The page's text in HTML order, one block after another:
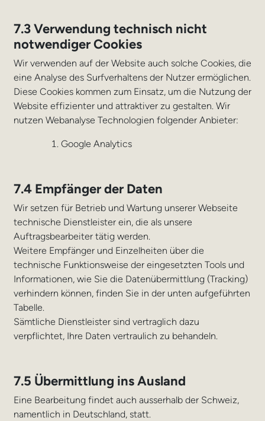
7.3 Verwendung technisch nicht
notwendiger Cookies
Wir verwenden auf der Website auch solche Cookies, die
eine Analyse des Surfverhaltens der Nutzer ermöglichen.
Diese Cookies kommen zum Einsatz, um die Nutzung der
Website effizienter und attraktiver zu gestalten. Wir
nutzen Webanalyse Technologien folgender Anbieter:
Google Analytics
7.4 Empfänger der Daten
Wir setzen für Betrieb und Wartung unserer Webseite
technische Dienstleister ein, die als unsere
Auftragsbearbeiter tätig werden.
Weitere Empfänger und Einzelheiten über die
technische Funktionsweise der eingesetzten Tools und
Informationen, wie Sie die Datenübermittlung (Tracking)
verhindern können, finden Sie in der unten aufgeführten
Tabelle.
Sämtliche Dienstleister sind vertraglich dazu
verpflichtet, Ihre Daten vertraulich zu behandeln.
7.5 Übermittlung ins Ausland
Eine Bearbeitung findet auch ausserhalb der Schweiz,
namentlich in Deutschland, statt.